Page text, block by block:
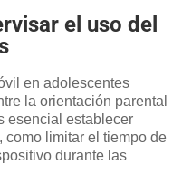
el uso del
en adolescentes
la orientación parental
esencial establecer
limitar el tiempo de
durante las